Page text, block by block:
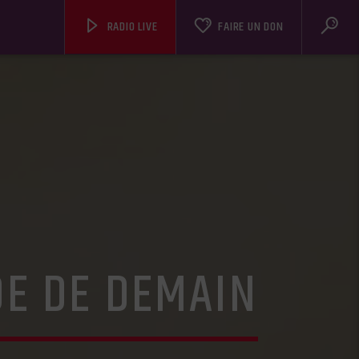
FAIRE UN DON
RADIO LIVE
DE DEMAIN